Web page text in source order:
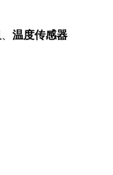
温度传感器